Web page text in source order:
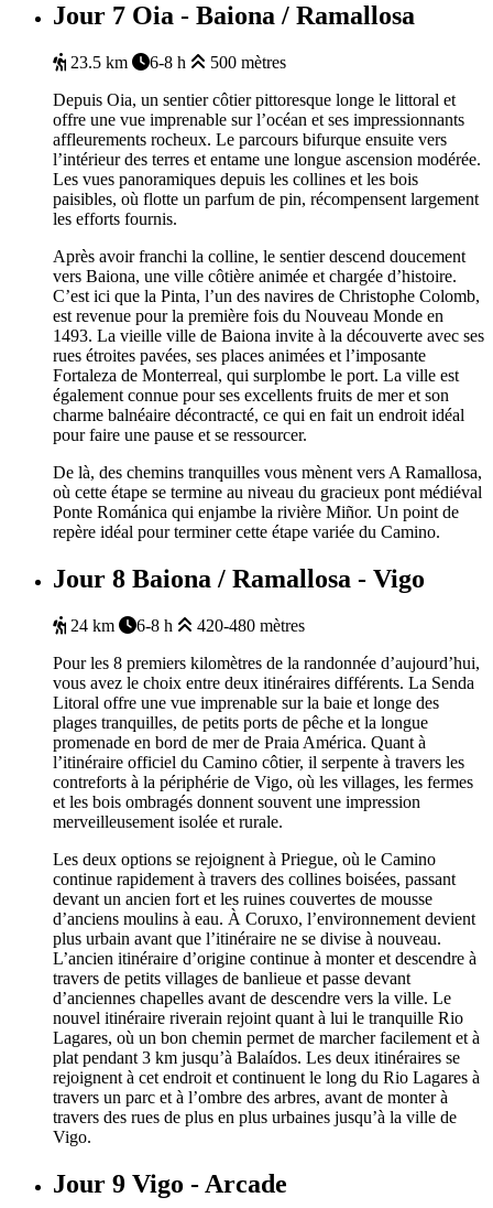
Jour 7 Oia - Baiona / Ramallosa
23.5 km 6-8 h
500 mètres
Depuis Oia, un sentier côtier pittoresque longe le littoral et
offre une vue imprenable sur l’océan et ses impressionnants
affleurements rocheux. Le parcours bifurque ensuite vers
l’intérieur des terres et entame une longue ascension modérée.
Les vues panoramiques depuis les collines et les bois
paisibles, où flotte un parfum de pin, récompensent largement
les efforts fournis.
Après avoir franchi la colline, le sentier descend doucement
vers Baiona, une ville côtière animée et chargée d’histoire.
C’est ici que la Pinta, l’un des navires de Christophe Colomb,
est revenue pour la première fois du Nouveau Monde en
1493. La vieille ville de Baiona invite à la découverte avec ses
rues étroites pavées, ses places animées et l’imposante
Fortaleza de Monterreal, qui surplombe le port. La ville est
également connue pour ses excellents fruits de mer et son
charme balnéaire décontracté, ce qui en fait un endroit idéal
pour faire une pause et se ressourcer.
De là, des chemins tranquilles vous mènent vers A Ramallosa,
où cette étape se termine au niveau du gracieux pont médiéval
Ponte Románica qui enjambe la rivière Miñor. Un point de
repère idéal pour terminer cette étape variée du Camino.
Jour 8 Baiona / Ramallosa - Vigo
24 km 6-8 h
420-480 mètres
Pour les 8 premiers kilomètres de la randonnée d’aujourd’hui,
vous avez le choix entre deux itinéraires différents. La Senda
Litoral offre une vue imprenable sur la baie et longe des
plages tranquilles, de petits ports de pêche et la longue
promenade en bord de mer de Praia América. Quant à
l’itinéraire officiel du Camino côtier, il serpente à travers les
contreforts à la périphérie de Vigo, où les villages, les fermes
et les bois ombragés donnent souvent une impression
merveilleusement isolée et rurale.
Les deux options se rejoignent à Priegue, où le Camino
continue rapidement à travers des collines boisées, passant
devant un ancien fort et les ruines couvertes de mousse
d’anciens moulins à eau. À Coruxo, l’environnement devient
plus urbain avant que l’itinéraire ne se divise à nouveau.
L’ancien itinéraire d’origine continue à monter et descendre à
travers de petits villages de banlieue et passe devant
d’anciennes chapelles avant de descendre vers la ville. Le
nouvel itinéraire riverain rejoint quant à lui le tranquille Rio
Lagares, où un bon chemin permet de marcher facilement et à
plat pendant 3 km jusqu’à Balaídos. Les deux itinéraires se
rejoignent à cet endroit et continuent le long du Rio Lagares à
travers un parc et à l’ombre des arbres, avant de monter à
travers des rues de plus en plus urbaines jusqu’à la ville de
Vigo.
Jour 9 Vigo - Arcade